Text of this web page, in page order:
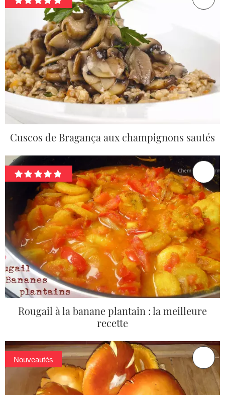
Cuscos de Bragança aux champignons sautés
Rougail à la banane plantain : la meilleure
recette
Nouveautés